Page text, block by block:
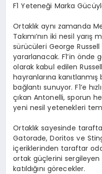
F1 Yeteneği Marka
Ortaklık aynı zamanda
Takımı’nın iki nesil
sürücüleri George
yararlanacak. F1’in önde
olarak kabul edilen
hayranlarına
bağlantı sunuyor. F1’e
çıkan Antonelli, sporun
yeni nesil yetenekleri
Ortaklık sayesinde
Gatorade, Doritos ve
içeriklerinden taraftar
ortak güçlerini sergileyen
katıldığını görecekler.